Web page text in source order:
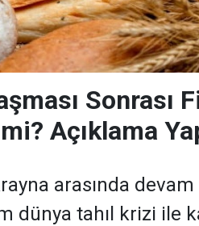
Sonrası
Açıklama
arasında devam
dünya tahıl krizi ile